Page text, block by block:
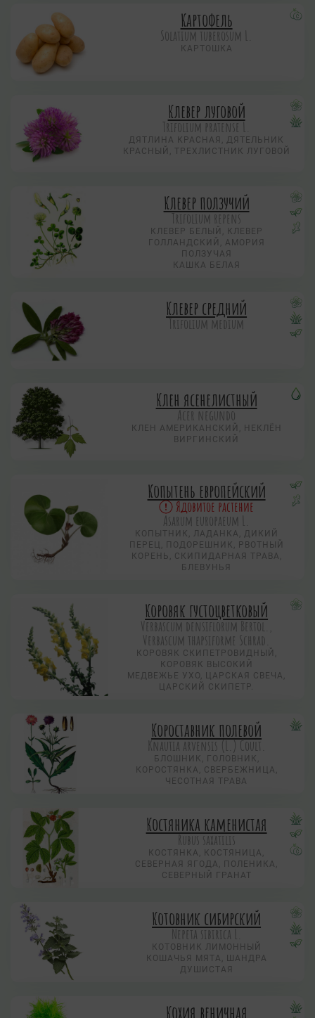
Картофель
Solatium tuberosum L.
КАРТОШКА
Клевер луговой
Trifolium pratense L.
ДЯТЛИНА КРАСНАЯ, ДЯТЕЛЬНИК
КРАСНЫЙ, ТРЕХЛИСТНИК ЛУГОВОЙ
Клевер ползучий
Trifolium repens
КЛЕВЕР БЕЛЫЙ, КЛЕВЕР
ГОЛЛАНДСКИЙ, АМОРИЯ
ПОЛЗУЧАЯ
КАШКА БЕЛАЯ
Клевер средний
Trifolium medium
Клен ясенелистный
Acer negundo
КЛЕН АМЕРИКАНСКИЙ, НЕКЛЁН
ВИРГИНСКИЙ
Копытень европейский
Ядовитое растение
Asarum europaeum L.
КОПЫТНИК, ЛАДАНКА, ДИКИЙ
ПЕРЕЦ, ПОДОРЕШНИК, РВОТНЫЙ
КОРЕНЬ, СКИПИДАРНАЯ ТРАВА,
БЛЕВУНЬЯ
Коровяк густоцветковый
Verbascum densiflorum Bertol.,
Verbascum thapsiforme Schrad.
КОРОВЯК СКИПЕТРОВИДНЫЙ,
КОРОВЯК ВЫСОКИЙ
МЕДВЕЖЬЕ УХО, ЦАРСКАЯ СВЕЧА,
ЦАРСКИЙ СКИПЕТР.
Короставник полевой
Knautia arvensis (L.) Coult.
БЛОШНИК, ГОЛОВНИК,
КОРОСТЯНКА, СВЕРБЕЖНИЦА,
ЧЕСОТНАЯ ТРАВА
Костяника каменистая
Rubus saxatilis
КОСТЯНКА, КОСТЯНИЦА,
СЕВЕРНАЯ ЯГОДА, ПОЛЕНИКА,
СЕВЕРНЫЙ ГРАНАТ
Котовник сибирский
Nepeta sibirica L.
КОТОВНИК ЛИМОННЫЙ
КОШАЧЬЯ МЯТА, ШАНДРА
ДУШИСТАЯ
Кохия веничная